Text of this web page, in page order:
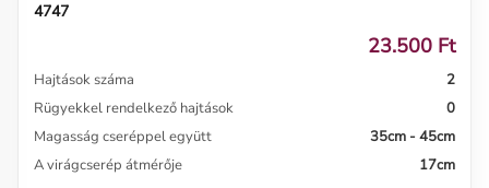
4747
23.500 Ft
Hajtások száma
2
Rügyekkel rendelkező hajtások
0
Magasság cseréppel együtt
35cm - 45cm
A virágcserép átmérője
17cm